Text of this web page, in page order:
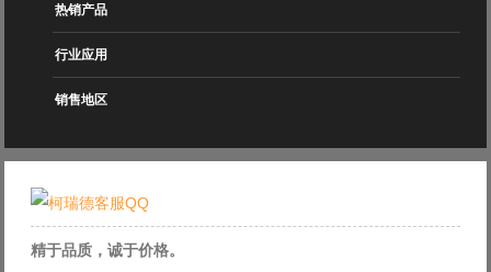
热销产品
行业应用
销售地区
精于品质，诚于价格。